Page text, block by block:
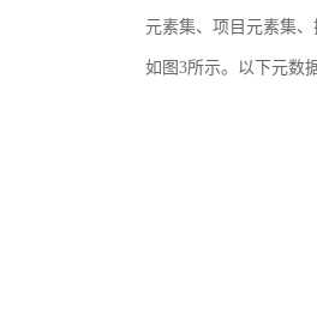
元素集、项目元素集
如图3所示。以下元数